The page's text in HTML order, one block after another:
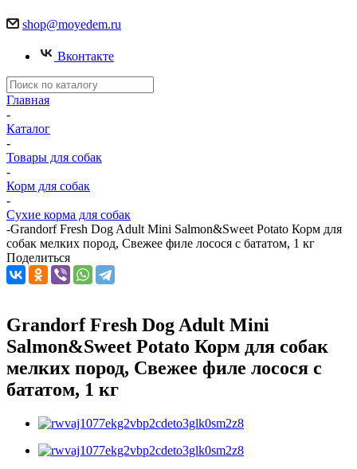
shop@moyedem.ru
Вконтакте
Главная
-
Каталог
-
Товары для собак
-
Корм для собак
-
Сухие корма для собак
-Grandorf Fresh Dog Adult Mini Salmon&Sweet Potato Корм для
собак мелких пород, Свежее филе лосося с бататом, 1 кг
Поделиться
Grandorf Fresh Dog Adult Mini
Salmon&Sweet Potato Корм для собак
мелких пород, Свежее филе лосося с
бататом, 1 кг